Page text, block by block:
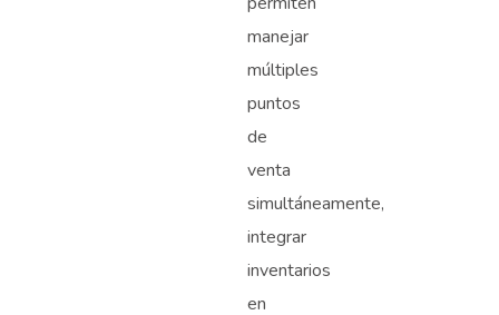
manejar
múltiples
puntos
de
venta
simultáneamente,
integrar
inventarios
en